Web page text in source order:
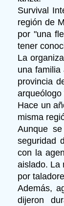
Survival
región de
por "una
tener
La
una familia
provincia
Hace un
misma
Aunque
seguridad
con la
aislado. La
por
Además,
dijeron